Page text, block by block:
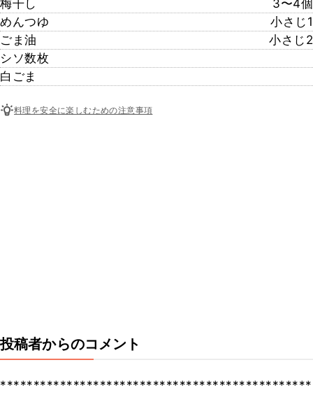
梅干し
3〜4個
めんつゆ
小さじ1
ごま油
小さじ2
シソ数枚
白ごま
料理を安全に楽しむための注意事項
投稿者からのコメント